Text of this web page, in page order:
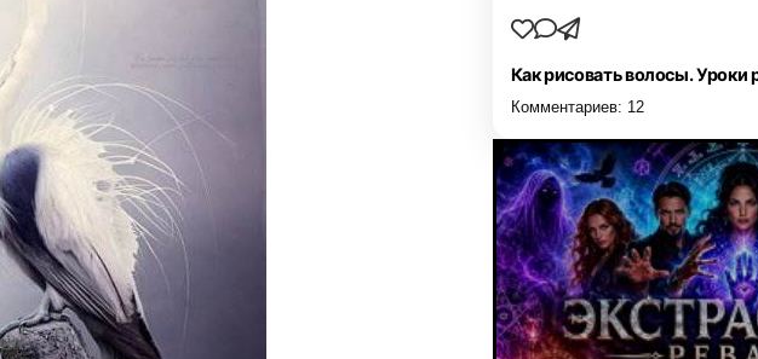
Как рисовать волосы. Уроки
Комментариев: 12